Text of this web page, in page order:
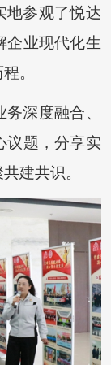
地参观了悦达
企业现代化生
。
深度融合、
议题，分享实
建共识。